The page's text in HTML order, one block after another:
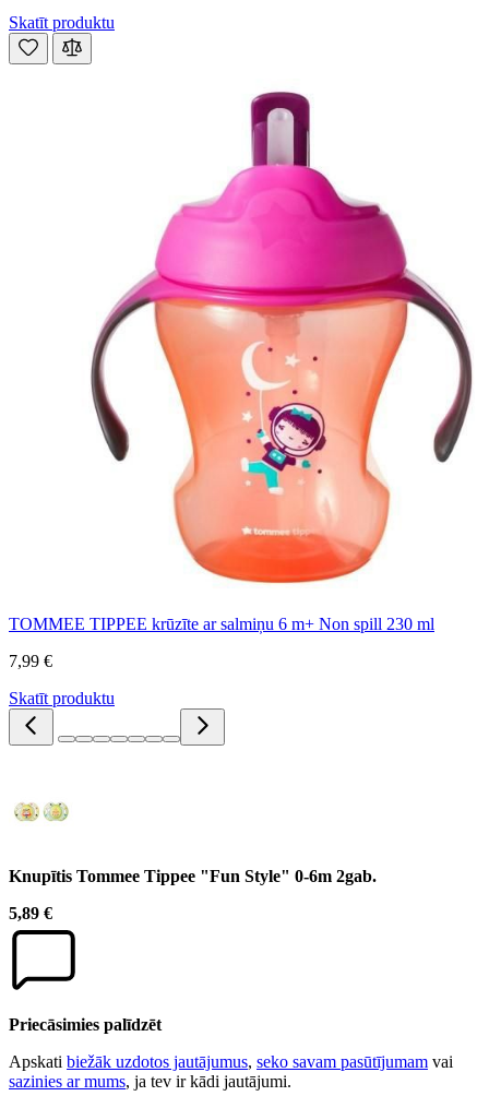
Skatīt produktu
TOMMEE TIPPEE krūzīte ar salmiņu 6 m+ Non spill 230 ml
7,99 €
Skatīt produktu
Knupītis Tommee Tippee "Fun Style" 0-6m 2gab.
5,89 €
Priecāsimies palīdzēt
Apskati biežāk uzdotos jautājumus, seko savam pasūtījumam vai
sazinies ar mums, ja tev ir kādi jautājumi.